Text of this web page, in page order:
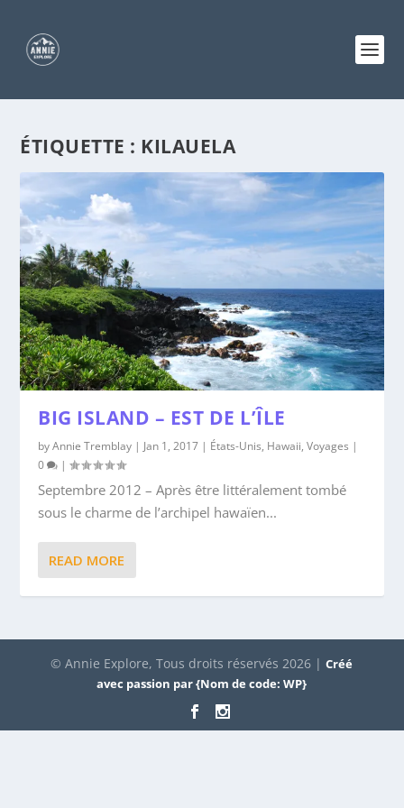
ÉTIQUETTE : KILAUELA
BIG ISLAND – EST DE L’ÎLE
byAnnie Tremblay | Jan 1, 2017 | États-Unis, Hawaii,Voyages |
0
|
Septembre 2012 – Après être littéralement tombé
sous le charme de l’archipel hawaïen...
READ MORE
© Annie Explore, Tous droits réservés 2026 |Créé
avec passion par {Nom de code: WP}